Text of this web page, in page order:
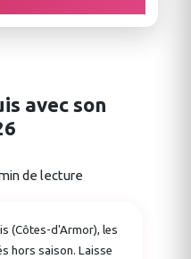
avec son
de lecture
(Côtes-d'Armor), les
hors saison. Laisse